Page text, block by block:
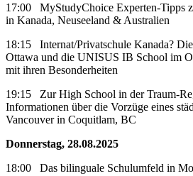
17:00 MyStudyChoice Experten-Tipps
in Kanada, Neuseeland & Australien
18:15 Internat/Privatschule Kanada?
Ottawa und die UNISUS IB School im
mit ihren Besonderheiten
19:15 Zur High School in der Traum-
Informationen über die Vorzüge eines
Vancouver in Coquitlam, BC
Donnerstag, 28.08.2025
18:00 Das bilinguale Schulumfeld in